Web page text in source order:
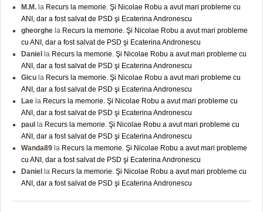
M.M. la Recurs la memorie. Şi Nicolae Robu a avut mari probleme cu
ANI, dar a fost salvat de PSD şi Ecaterina Andronescu
gheorghe la Recurs la memorie. Şi Nicolae Robu a avut mari probleme
cu ANI, dar a fost salvat de PSD şi Ecaterina Andronescu
Daniel la Recurs la memorie. Şi Nicolae Robu a avut mari probleme cu
ANI, dar a fost salvat de PSD şi Ecaterina Andronescu
Gicu la Recurs la memorie. Şi Nicolae Robu a avut mari probleme cu
ANI, dar a fost salvat de PSD şi Ecaterina Andronescu
Lae la Recurs la memorie. Şi Nicolae Robu a avut mari probleme cu
ANI, dar a fost salvat de PSD şi Ecaterina Andronescu
paul la Recurs la memorie. Şi Nicolae Robu a avut mari probleme cu
ANI, dar a fost salvat de PSD şi Ecaterina Andronescu
Wanda89 la Recurs la memorie. Şi Nicolae Robu a avut mari probleme
cu ANI, dar a fost salvat de PSD şi Ecaterina Andronescu
Daniel la Recurs la memorie. Şi Nicolae Robu a avut mari probleme cu
ANI, dar a fost salvat de PSD şi Ecaterina Andronescu